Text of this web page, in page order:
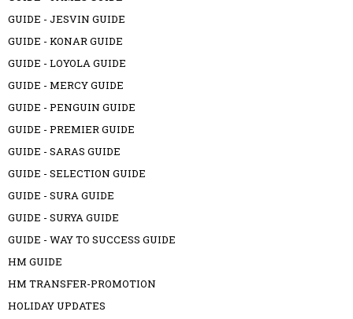
GUIDE - JESVIN GUIDE
GUIDE - KONAR GUIDE
GUIDE - LOYOLA GUIDE
GUIDE - MERCY GUIDE
GUIDE - PENGUIN GUIDE
GUIDE - PREMIER GUIDE
GUIDE - SARAS GUIDE
GUIDE - SELECTION GUIDE
GUIDE - SURA GUIDE
GUIDE - SURYA GUIDE
GUIDE - WAY TO SUCCESS GUIDE
HM GUIDE
HM TRANSFER-PROMOTION
HOLIDAY UPDATES